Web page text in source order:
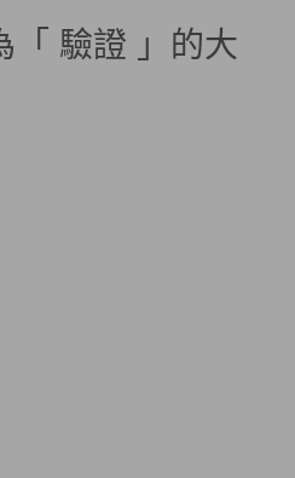
「 驗證 」的大